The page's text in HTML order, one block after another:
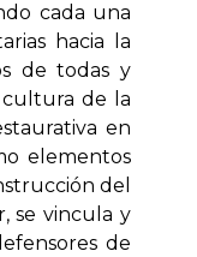
cada una
hacia la
de todas y
cultura de la
en
elementos
del
se vincula y
de